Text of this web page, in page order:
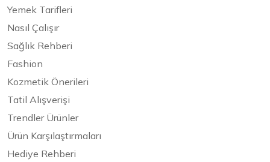
Yemek Tarifleri
Nasıl Çalışır
Sağlık Rehberi
Fashion
Kozmetik Önerileri
Tatil Alışverişi
Trendler Ürünler
Ürün Karşılaştırmaları
Hediye Rehberi